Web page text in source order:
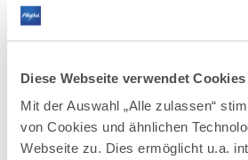
Diese Webseite verwendet Cookies
Mit der Auswahl „Alle zulassen“
von Cookies und ähnlichen
Webseite zu. Dies ermöglicht u.a.
Mittelschwere Runde mit lohnendem Blick
Nagefluhkette.
3,3 km 0:25 h
AUFSTIEG
20 m
SCHWIERIGKEIT
mittel